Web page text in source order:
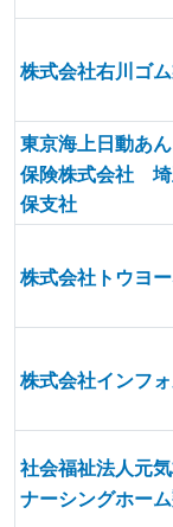
株式会社右川ゴ
東京海上日動あ
保険株式会社 埼
保支社
株式会社トウヨ
株式会社インフ
社会福祉法人元
ナーシングホー